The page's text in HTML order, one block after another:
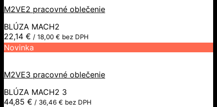
M2VE2 pracovné oblečenie
BLÚZA MACH2
22,14 € / 18,00 € bez DPH
Novinka
M2VE3 pracovné oblečenie
BLÚZA MACH2 3
44,85 € / 36,46 € bez DPH